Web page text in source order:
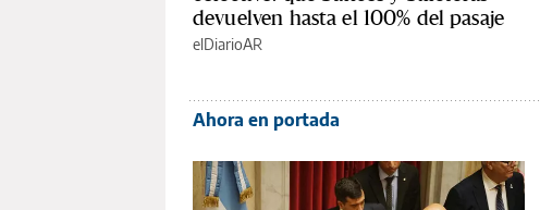
devuelven hasta el 100% del pasaje
elDiarioAR
Ahora en portada